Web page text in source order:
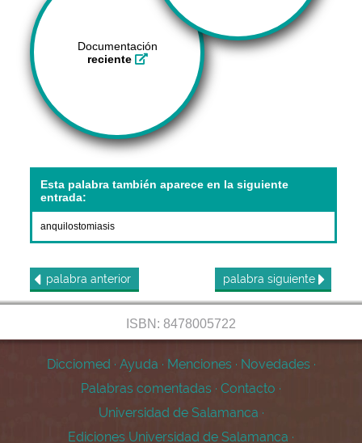
Documentación
reciente
Esta palabra también aparece en la siguiente
entrada:
anquilostomiasis
palabra anterior palabra siguiente
ISBN: 8478005722
Dicciomed · Ayuda · Menciones · Novedades ·
Palabras comentadas · Contacto ·
Universidad de Salamanca ·
Ediciones Universidad de Salamanca ·